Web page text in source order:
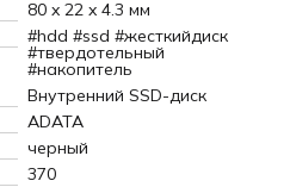
80 x 22 x 4.3 мм
#hdd #ssd #жесткийдиск
#твердотельный
#накопитель
Внутренний SSD-диск
ADATA
черный
370